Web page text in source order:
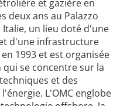
et gazière en
deux ans au Palazzo
Italie, un lieu doté d'une
d'une infrastructure
1993 et est organisée
qui se concentre sur la
et des
L'OMC englobe